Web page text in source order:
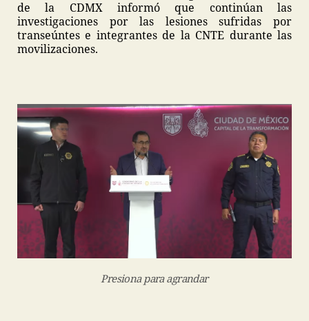
de la CDMX informó que continúan las
investigaciones por las lesiones sufridas por
transeúntes e integrantes de la CNTE durante las
movilizaciones.
Presiona para agrandar